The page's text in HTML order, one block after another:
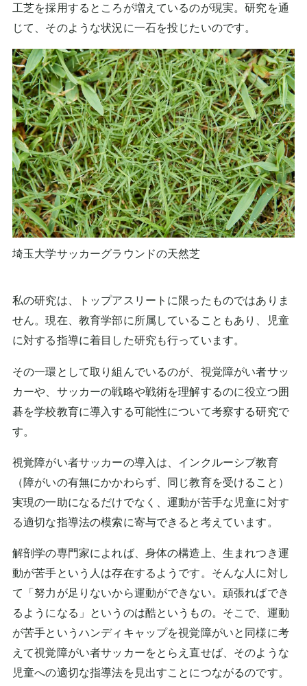
工芝を採用するところが増えているのが現実。研究を通
じて、そのような状況に一石を投じたいのです。
埼玉大学サッカーグラウンドの天然芝
私の研究は、トップアスリートに限ったものではありま
せん。現在、教育学部に所属していることもあり、児童
に対する指導に着目した研究も行っています。
その一環として取り組んでいるのが、視覚障がい者サッ
カーや、サッカーの戦略や戦術を理解するのに役立つ囲
碁を学校教育に導入する可能性について考察する研究で
す。
視覚障がい者サッカーの導入は、インクルーシブ教育
（障がいの有無にかかわらず、同じ教育を受けること）
実現の一助になるだけでなく、運動が苦手な児童に対す
る適切な指導法の模索に寄与できると考えています。
解剖学の専門家によれば、身体の構造上、生まれつき運
動が苦手という人は存在するようです。そんな人に対し
て「努力が足りないから運動ができない。頑張ればでき
るようになる」というのは酷というもの。そこで、運動
が苦手というハンディキャップを視覚障がいと同様に考
えて視覚障がい者サッカーをとらえ直せば、そのような
児童への適切な指導法を見出すことにつながるのです。